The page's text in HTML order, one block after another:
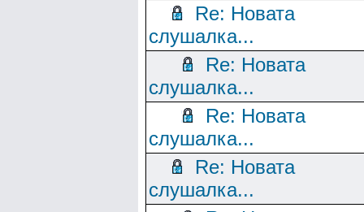
Re: Новата
слушалка...
Re: Новата
слушалка...
Re: Новата
слушалка...
Re: Новата
слушалка...